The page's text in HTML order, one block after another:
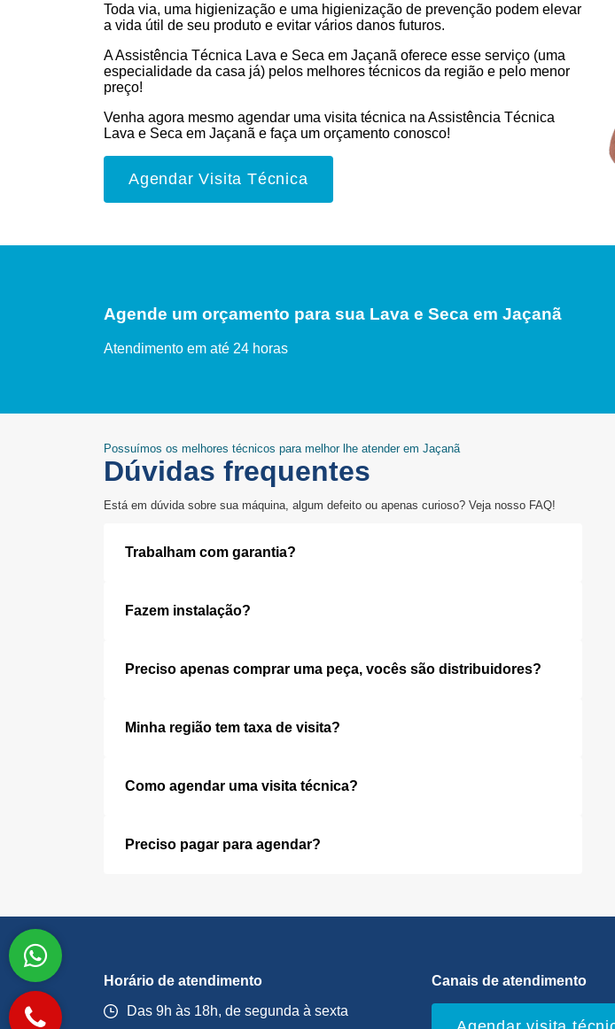
Toda via, uma higienização e uma higienização de prevenção podem elevar
a vida útil de seu produto e evitar vários danos futuros.
A Assistência Técnica Lava e Seca em Jaçanã oferece esse serviço (uma
especialidade da casa já) pelos melhores técnicos da região e pelo menor
preço!
Venha agora mesmo agendar uma visita técnica na Assistência Técnica
Lava e Seca em Jaçanã e faça um orçamento conosco!
Agendar Visita Técnica
Agende um orçamento para sua Lava e Seca em Jaçanã
Atendimento em até 24 horas
Possuímos os melhores técnicos para melhor lhe atender em Jaçanã
Dúvidas frequentes
Está em dúvida sobre sua máquina, algum defeito ou apenas curioso? Veja nosso FAQ!
Trabalham com garantia?
Fazem instalação?
Preciso apenas comprar uma peça, vocês são distribuidores?
Minha região tem taxa de visita?
Como agendar uma visita técnica?
Preciso pagar para agendar?
Horário de atendimento
Das 9h às 18h, de segunda à sexta
Canais de atendimento